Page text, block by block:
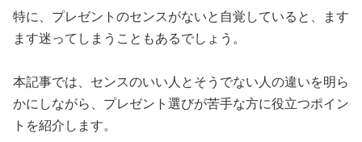
特に、プレゼントのセンスがないと自覚していると、ます
ます迷ってしまうこともあるでしょう。
本記事では、センスのいい人とそうでない人の違いを明ら
かにしながら、プレゼント選びが苦手な方に役立つポイン
トを紹介します。